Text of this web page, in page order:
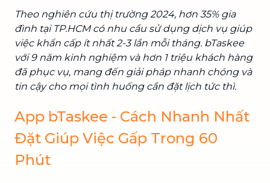
Theo nghiên cứu thị trường 2024, hơn 35% gia
đình tại TP.HCM có nhu cầu sử dụng dịch vụ giúp
việc khẩn cấp ít nhất 2-3 lần mỗi tháng. bTaskee
với 9 năm kinh nghiệm và hơn 1 triệu khách hàng
đã phục vụ, mang đến giải pháp nhanh chóng và
tin cậy cho mọi tình huống cần đặt lịch tức thì.
App bTaskee - Cách Nhanh Nhất
Đặt Giúp Việc Gấp Trong 60
Phút